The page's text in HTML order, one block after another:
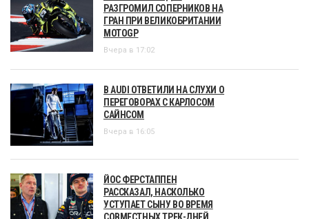
РАЗГРОМИЛ СОПЕРНИКОВ НА
ГРАН ПРИ ВЕЛИКОБРИТАНИИ
MOTOGP
Вчера в 17:02
В AUDI ОТВЕТИЛИ НА СЛУХИ О
ПЕРЕГОВОРАХ С КАРЛОСОМ
САЙНСОМ
Вчера в 16:05
ЙОС ФЕРСТАППЕН
РАССКАЗАЛ, НАСКОЛЬКО
УСТУПАЕТ СЫНУ ВО ВРЕМЯ
СОВМЕСТНЫХ ТРЕК-ДНЕЙ